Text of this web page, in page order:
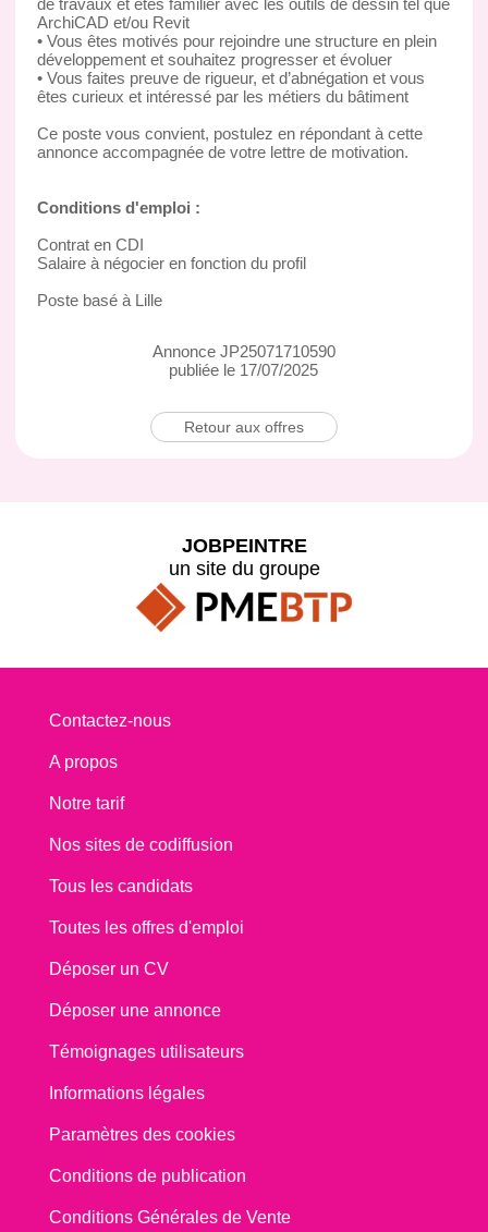
ArchiCAD et/ou Revit
• Vous êtes motivés pour rejoindre une structure en plein
développement et souhaitez progresser et évoluer
• Vous faites preuve de rigueur, et d’abnégation et vous
êtes curieux et intéressé par les métiers du bâtiment
Ce poste vous convient, postulez en répondant à cette
annonce accompagnée de votre lettre de motivation.
Conditions d'emploi :
Contrat en CDI
Salaire à négocier en fonction du profil
Poste basé à Lille
Annonce JP25071710590
publiée le 17/07/2025
Retour aux offres
JOBPEINTRE
un site du groupe
Contactez-nous
A propos
Notre tarif
Nos sites de codiffusion
Tous les candidats
Toutes les offres d'emploi
Déposer un CV
Déposer une annonce
Témoignages utilisateurs
Informations légales
Paramètres des cookies
Conditions de publication
Conditions Générales de Vente